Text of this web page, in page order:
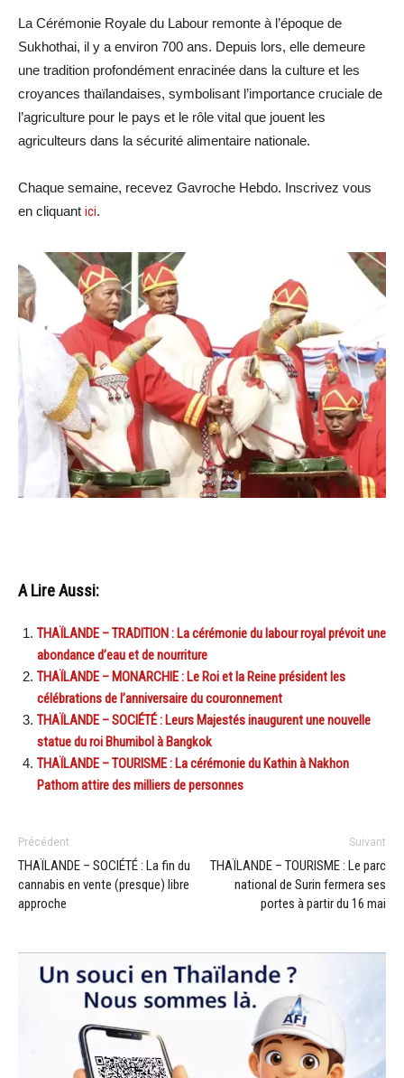
La Cérémonie Royale du Labour remonte à l’époque de
Sukhothai, il y a environ 700 ans. Depuis lors, elle demeure
une tradition profondément enracinée dans la culture et les
croyances thaïlandaises, symbolisant l’importance cruciale de
l’agriculture pour le pays et le rôle vital que jouent les
agriculteurs dans la sécurité alimentaire nationale.
Chaque semaine, recevez Gavroche Hebdo. Inscrivez vous
en cliquant ici.
A Lire Aussi:
THAÏLANDE – TRADITION : La cérémonie du labour royal prévoit une
abondance d’eau et de nourriture
THAÏLANDE – MONARCHIE : Le Roi et la Reine président les
célébrations de l’anniversaire du couronnement
THAÏLANDE – SOCIÉTÉ : Leurs Majestés inaugurent une nouvelle
statue du roi Bhumibol à Bangkok
THAÏLANDE – TOURISME : La cérémonie du Kathin à Nakhon
Pathom attire des milliers de personnes
Précédent
THAÏLANDE – SOCIÉTÉ : La fin du
cannabis en vente (presque) libre
approche
Suivant
THAÏLANDE – TOURISME : Le parc
national de Surin fermera ses
portes à partir du 16 mai